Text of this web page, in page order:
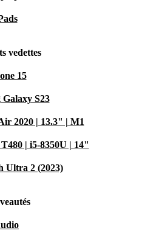
vedettes
15
Galaxy S23
2020 | 13.3" | M1
| i5-8350U | 14"
Ultra 2 (2023)